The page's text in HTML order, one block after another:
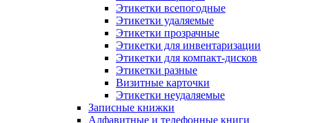
Этикетки всепогодные
Этикетки удаляемые
Этикетки прозрачные
Этикетки для инвентаризации
Этикетки для компакт-дисков
Этикетки разные
Визитные карточки
Этикетки неудаляемые
Записные книжки
Алфавитные и телефонные книги